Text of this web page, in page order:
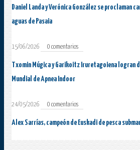
Daniel Landa y Verónica González se proclaman
aguas de Pasaia
15/06/2026 0 comentarios
Txomin Múgica y Garikoitz Iruretagoiena logran
Mundial de Apnea Indoor
24/05/2026 0 comentarios
Alex Sarrías, campeón de Euskadi de pesca